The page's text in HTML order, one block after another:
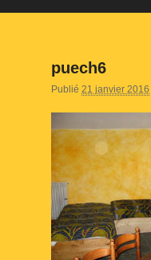
puech6
Publié 21 janvier 2016